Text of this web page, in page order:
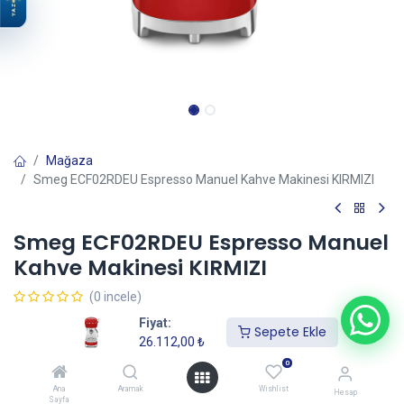
Fiyat:
26.112,00 ₺
Sepete Ekle
Ana
Sayfa
Aramak
0
Wishlist Hesap
Mağaza
Smeg ECF02RDEU Espresso Manuel Kahve Makinesi KIRMIZI
Smeg ECF02RDEU Espresso Manuel
Kahve Makinesi KIRMIZI
(0 incele)
26.112,00₺
Sepete Ekle
YAZ